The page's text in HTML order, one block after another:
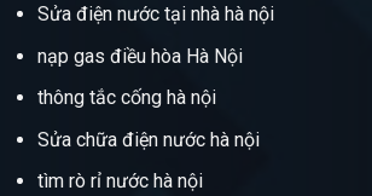
Sửa điện nước tại nhà hà nội
nạp gas điều hòa Hà Nội
thông tắc cống hà nội
Sửa chữa điện nước hà nội
tìm rò rỉ nước hà nội